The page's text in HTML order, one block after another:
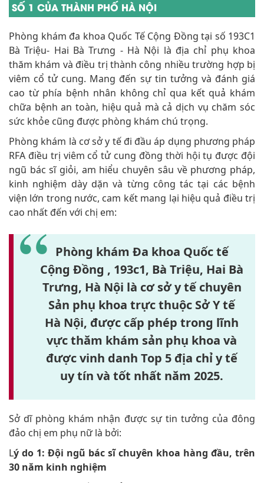
SỐ 1 CỦA THÀNH PHỐ HÀ NỘI
Phòng khám đa khoa Quốc Tế Cộng Đồng tại số 193C1
Bà Triệu- Hai Bà Trưng - Hà Nội là địa chỉ phụ khoa
thăm khám và điều trị thành công nhiều trường hợp bị
viêm cổ tử cung. Mang đến sự tin tưởng và đánh giá
cao từ phía bệnh nhân không chỉ qua kết quả khám
chữa bệnh an toàn, hiệu quả mà cả dịch vụ chăm sóc
sức khỏe cũng được phòng khám chú trọng.
Phòng khám là cơ sở y tế đi đầu áp dụng phương pháp
RFA điều trị viêm cổ tử cung đồng thời hội tụ được đội
ngũ bác sĩ giỏi, am hiểu chuyên sâu về phương pháp,
kinh nghiệm dày dặn và từng công tác tại các bệnh
viện lớn trong nước, cam kết mang lại hiệu quả điều trị
cao nhất đến với chị em:
Phòng khám Đa khoa Quốc tế
Cộng Đồng , 193c1, Bà Triệu, Hai Bà
Trưng, Hà Nội là cơ sở y tế chuyên
Sản phụ khoa trực thuộc Sở Y tế
Hà Nội, được cấp phép trong lĩnh
vực thăm khám sản phụ khoa và
được vinh danh Top 5 địa chỉ y tế
uy tín và tốt nhất năm 2025.
Sở dĩ phòng khám nhận được sự tin tưởng của đông
đảo chị em phụ nữ là bởi:
Lý do 1: Đội ngũ bác sĩ chuyên khoa hàng đầu, trên
30 năm kinh nghiệm